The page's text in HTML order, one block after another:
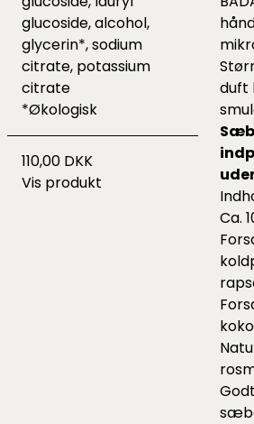
glucoside, alcohol,
glycerin*, sodium
citrate, potassium
citrate
*Økologisk
110,00 DKK
Vis produkt
duft
Ca.